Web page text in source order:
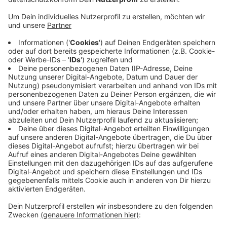
Arbeitsschützer der Bezirksregierung dabei und
Mitarbeiter des Gesundheitsamtes der Stadt Münster.
Die Kontrolleure haben dabei ein Auge auf
Schwarzarbeit, wie es mit dem Mindestlohn aussieht
und ob das Unternehmen die Hygiene-Regeln einhält.
Nach dem Corona-Ausbruch bei Westfleisch in
Coesfeld überprüft das Land verstärkt die
Arbeitsbedingungen in fleischverarbeitenden
Betrieben. Das ist auch heute wieder Thema im NRW-
Landtag. Die SPD fordert ein Ende der Ausbeutung in
der Fleischindustrie.
Anzeige